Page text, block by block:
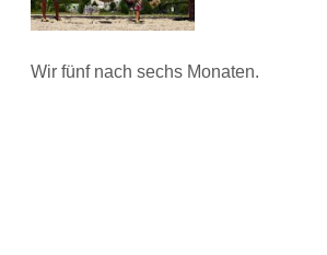
Wir fünf nach sechs Monaten.